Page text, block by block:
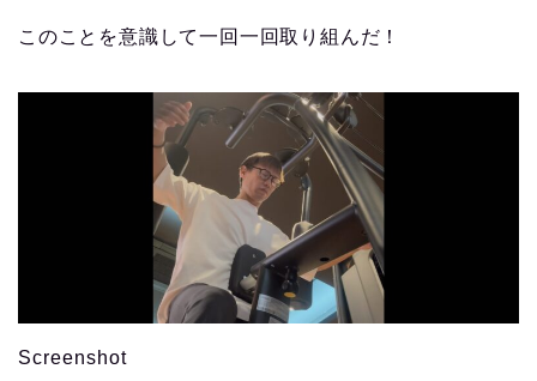
このことを意識して一回一回取り組んだ！
Screenshot